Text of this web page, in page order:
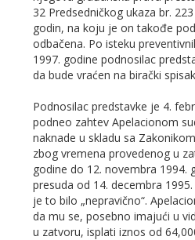
32 Predsedničkog ukaza br.
godin, na koju je on takođe
odbačena. Po isteku
1997. godine podnosilac
da bude vraćen na birački
Podnosilac predstavke je 4.
podneo zahtev Apelacionom
naknade u skladu sa
zbog vremena provedenog u
godine do 12. novembra 1994.
presuda od 14. decembra
je to bilo „nepravično“.
da mu se, posebno imajući u
u zatvoru, isplati iznos od